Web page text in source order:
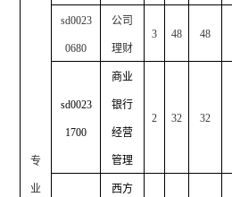
专
业
sd0023
0680
公司
理财
3 48 48
sd0023
1700
商业
银行
经营
管理
2 32 32
西方